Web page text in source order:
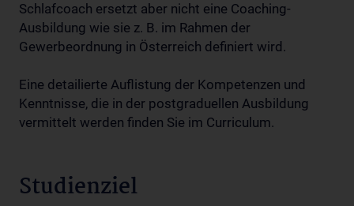
Schlafcoach ersetzt aber nicht eine Coaching-
Ausbildung wie sie z. B. im Rahmen der
Gewerbeordnung in Österreich definiert wird.
Eine detailierte Auflistung der Kompetenzen und
Kenntnisse, die in der postgraduellen Ausbildung
vermittelt werden finden Sie im Curriculum.
Studienziel